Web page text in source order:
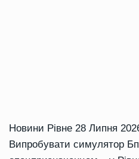
Новини Рівне 28 Липня
Випробувати симулятор